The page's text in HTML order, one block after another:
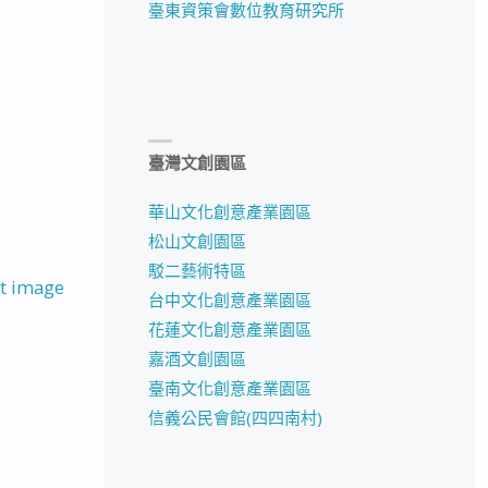
image
臺東資策會數位教育研究所
臺灣文創園區
華山文化創意產業園區
松山文創園區
駁二藝術特區
台中文化創意產業園區
花蓮文化創意產業園區
嘉酒文創園區
臺南文化創意產業園區
信義公民會館(四四南村)